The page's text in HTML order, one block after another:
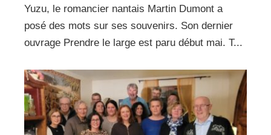
Yuzu, le romancier nantais Martin Dumont a
posé des mots sur ses souvenirs. Son dernier
ouvrage Prendre le large est paru début mai. T...